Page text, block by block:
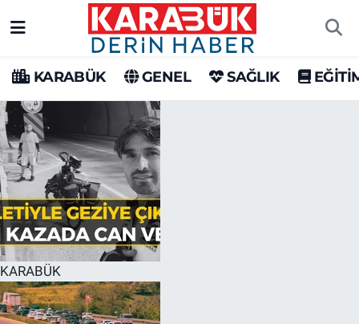
KARABÜK GENEL SAĞLIK
KARABÜK
Karabük Hava Durumu
Karabük Trafik Yoğunluk Haritası
Süper Lig Puan Durumu ve Fikstür
Tüm Manşetler
Son Dakika Haberleri
Haber Arşivi